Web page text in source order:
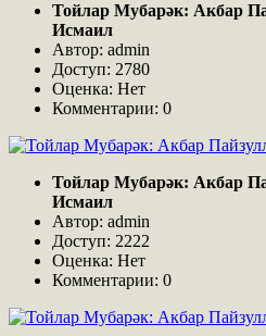
Тойлар Мубарәк: Акбар
Исмаил
Автор: admin
Доступ: 2780
Оценка: Нет
Комментарии: 0
Тойлар Мубарәк: Акбар
Исмаил
Автор: admin
Доступ: 2222
Оценка: Нет
Комментарии: 0